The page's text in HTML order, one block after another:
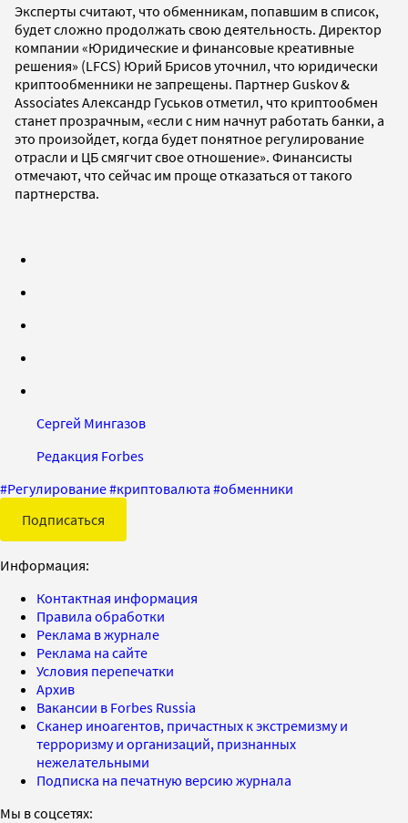
Эксперты считают, что обменникам, попавшим в список,
будет сложно продолжать свою деятельность. Директор
компании «Юридические и финансовые креативные
решения» (LFCS) Юрий Брисов уточнил, что юридически
криптообменники не запрещены. Партнер Guskov &
Associates Александр Гуськов отметил, что криптообмен
станет прозрачным, «если с ним начнут работать банки, а
это произойдет, когда будет понятное регулирование
отрасли и ЦБ смягчит свое отношение». Финансисты
отмечают, что сейчас им проще отказаться от такого
партнерства.
Сергей Мингазов
Редакция Forbes
#Регулирование#криптовалюта #обменники
Подписаться
Информация:
Контактная информация
Правила обработки
Реклама в журнале
Реклама на сайте
Условия перепечатки
Архив
Вакансии в Forbes Russia
Сканер иноагентов, причастных к экстремизму и
терроризму и организаций, признанных
нежелательными
Подписка на печатную версию журнала
Мы в соцсетях: